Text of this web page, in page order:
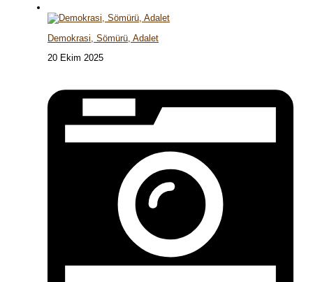
Demokrasi, Sömürü, Adalet
20 Ekim 2025